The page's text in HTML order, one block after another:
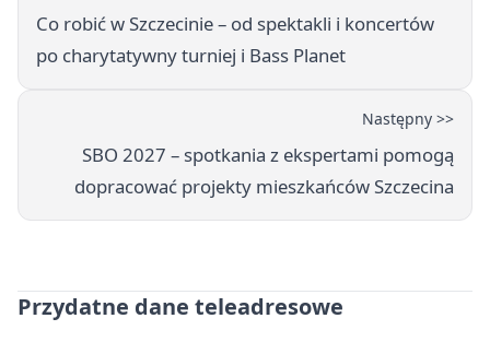
Co robić w Szczecinie – od spektakli i koncertów
po charytatywny turniej i Bass Planet
Następny >>
SBO 2027 – spotkania z ekspertami pomogą
dopracować projekty mieszkańców Szczecina
Przydatne dane teleadresowe